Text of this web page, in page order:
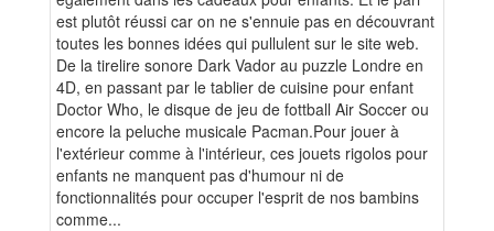
est plutôt réussi car on ne s'ennuie pas en découvrant
toutes les bonnes idées qui pullulent sur le site web.
De la tirelire sonore Dark Vador au puzzle Londre en
4D, en passant par le tablier de cuisine pour enfant
Doctor Who, le disque de jeu de fottball Air Soccer ou
encore la peluche musicale Pacman.Pour jouer à
l'extérieur comme à l'intérieur, ces jouets rigolos pour
enfants ne manquent pas d'humour ni de
fonctionnalités pour occuper l'esprit de nos bambins
comme...